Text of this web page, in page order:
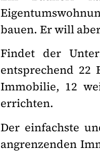
bauen. Er will
Findet der
entsprechend 22
Immobilie, 12
errichten.
Der einfachste
angrenzenden